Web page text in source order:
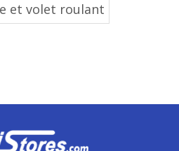
et volet roulant